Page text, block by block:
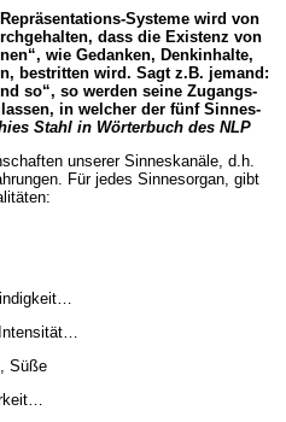
Systeme wird von
dass die Existenz von
wie Gedanken, Denkinhalte,
bestritten wird. Sagt z.B. jemand:
so“, so werden seine Zugangs-
in welcher der fünf Sinnes-
Stahl in Wörterbuch des NLP
unserer Sinneskanäle, d.h.
Für jedes Sinnesorgan, gibt
Süße